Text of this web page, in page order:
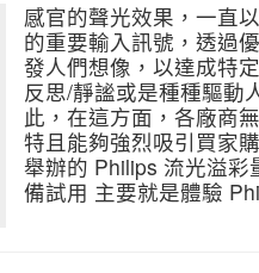
感官的聲光效果，一直
的重要輸入訊號，透過
發人們想像，以達成特
反思/靜謐或是種種驅動
此，在這方面，各廠商
特且能夠強烈吸引買家
舉辦的 Philips 流光溢
備試用 主要就是體驗